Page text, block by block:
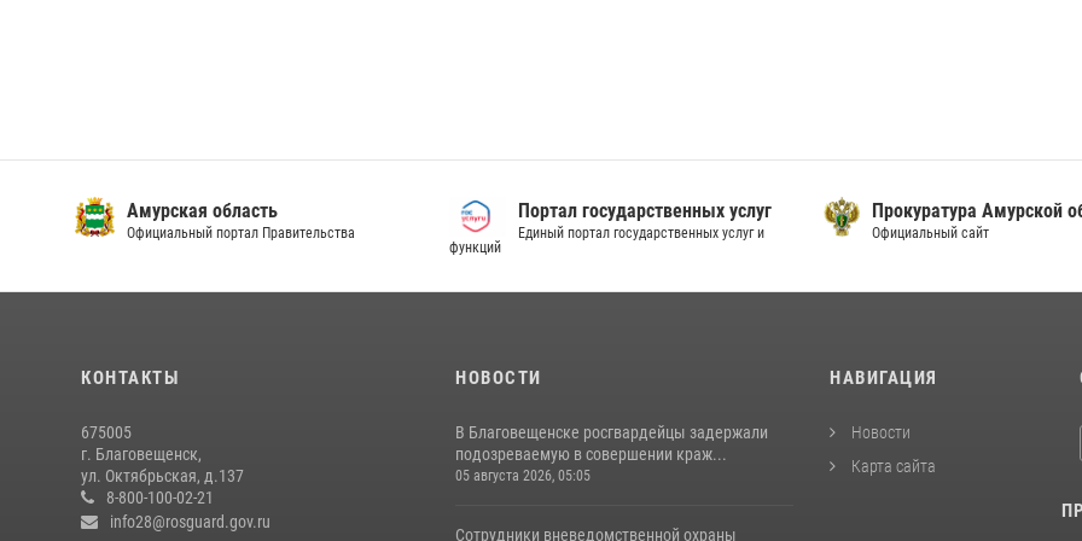
Амурская область
Официальный портал Правительства
Портал государственных услуг
Единый портал государственных услуг и
функций
Прокуратура Амурской
Официальный сайт
КОНТАКТЫ
675005
г. Благовещенск,
ул. Октябрьская, д.137
8-800-100-02-21
info28@rosguard.gov.ru
НОВОСТИ
В Благовещенске росгвардейцы задержали
подозреваемую в совершении краж...
05 августа 2026, 05:05
Сотрудники вневедомственной охраны
НАВИГАЦИЯ
Новости
Карта сайта